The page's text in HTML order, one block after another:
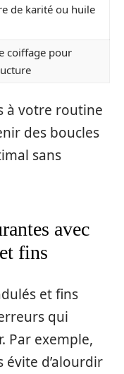
de karité ou huile
coiffage pour
à votre routine
des boucles
sans
avec
fins
et fins
qui
Par exemple,
d’alourdir